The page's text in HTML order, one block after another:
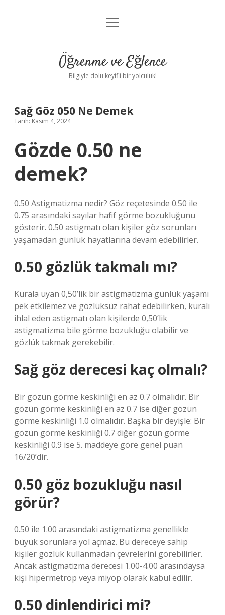
Anasayfa
Yasal Uyarı
menüyü
Öğrenme ve Eğlence
Bilgiyle dolu keyifli bir yolculuk!
Sağ Göz 050 Ne Demek
Tarih: Kasım 4, 2024
Gözde 0.50 ne
demek?
0.50 Astigmatizma nedir? Göz reçetesinde 0.50 ile
0.75 arasındaki sayılar hafif görme bozukluğunu
gösterir. 0.50 astigmatı olan kişiler göz sorunları
yaşamadan günlük hayatlarına devam edebilirler.
0.50 gözlük takmalı mı?
Kurala uyan 0,50’lik bir astigmatizma günlük yaşamı
pek etkilemez ve gözlüksüz rahat edebilirken, kuralı
ihlal eden astigmatı olan kişilerde 0,50’lik
astigmatizma bile görme bozukluğu olabilir ve
gözlük takmak gerekebilir.
Sağ göz derecesi kaç olmalı?
Bir gözün görme keskinliği en az 0.7 olmalıdır. Bir
gözün görme keskinliği en az 0.7 ise diğer gözün
görme keskinliği 1.0 olmalıdır. Başka bir deyişle: Bir
gözün görme keskinliği 0.7 diğer gözün görme
keskinliği 0.9 ise 5. maddeye göre genel puan
16/20’dir.
0.50 göz bozukluğu nasıl
görür?
0.50 ile 1.00 arasındaki astigmatizma genellikle
büyük sorunlara yol açmaz. Bu dereceye sahip
kişiler gözlük kullanmadan çevrelerini görebilirler.
Ancak astigmatizma derecesi 1.00-4.00 arasındaysa
kişi hipermetrop veya miyop olarak kabul edilir.
0.50 dinlendirici mi?